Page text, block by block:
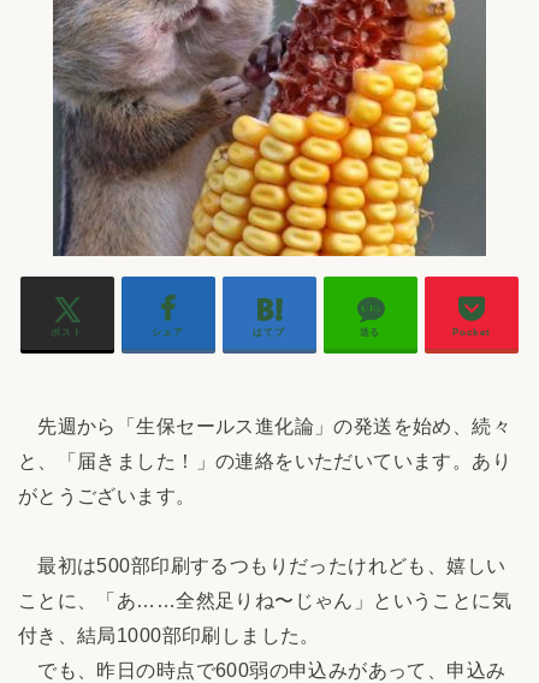
ポスト シェア はてブ 送る Pocket
先週から「生保セールス進化論」の発送を始め、続々
と、「届きました！」の連絡をいただいています。あり
がとうございます。
最初は500部印刷するつもりだったけれども、嬉しい
ことに、「あ……全然足りね〜じゃん」ということに気
付き、結局1000部印刷しました。
でも、昨日の時点で600弱の申込みがあって、申込み